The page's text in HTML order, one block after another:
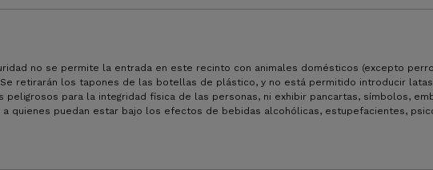
no se permite la entrada en este recinto con animales domésticos (excepto
retirarán los tapones de las botellas de plástico, y no está permitido introducir
para la integridad física de las personas, ni exhibir pancartas, símbolos,
quienes puedan estar bajo los efectos de bebidas alcohólicas, estupefacientes,